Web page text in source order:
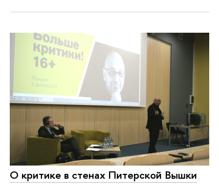
О критике в стенах Питерской Вышки